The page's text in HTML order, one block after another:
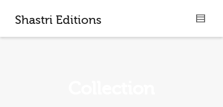
I'm looking for product
Show me thecolouritems.
Shastri Editions